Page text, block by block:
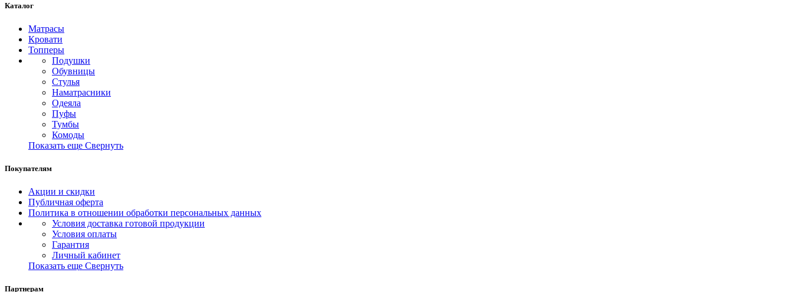
Каталог
Матрасы
Кровати
Топперы
Подушки
Обувницы
Стулья
Наматрасники
Одеяла
Пуфы
Тумбы
Комоды
Показать еще Свернуть
Покупателям
Акции и скидки
Публичная оферта
Политика в отношении обработки персональных данных
Условия доставка готовой продукции
Условия оплаты
Гарантия
Личный кабинет
Показать еще Свернуть
Партнерам